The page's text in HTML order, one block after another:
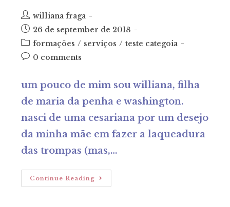
post
author:
williana fraga
post
published:
26 de september de 2018
post
category:
formações / serviços / teste categoia
post0 comments
um pouco de mim sou williana, filha
de maria da penha e washington.
nasci de uma cesariana por um desejo
da minha mãe em fazer a laqueadura
das trompas (mas,…
Continue Reading ME
DESCOBRI